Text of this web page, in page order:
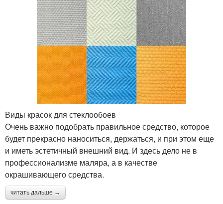
Виды красок для стеклообоев
Очень важно подобрать правильное средство, которое
будет прекрасно наноситься, держаться, и при этом еще
и иметь эстетичный внешний вид. И здесь дело не в
профессионализме маляра, а в качестве
окрашивающего средства.
читать дальше →